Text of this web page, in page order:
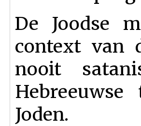
De Joodse
context van
nooit
Joden.